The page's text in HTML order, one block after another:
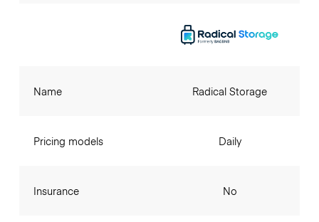
Name
Pricing models
Insurance
Radical Storage
Daily
No